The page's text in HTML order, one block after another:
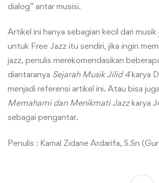
dialog” antar musisi.
Artikel ini hanya sebagian kecil dari musik
untuk Free Jazz itu sendiri, jika ingin
jazz, penulis merekomendasikan
diantaranya Sejarah Musik Jilid 4karya
menjadi referensi artikel ini. Atau bisa
Memahami dan Menikmati Jazzkarya
sebagai pengantar.
Penulis : Kamal Zidane Ardarifa, S.Sn